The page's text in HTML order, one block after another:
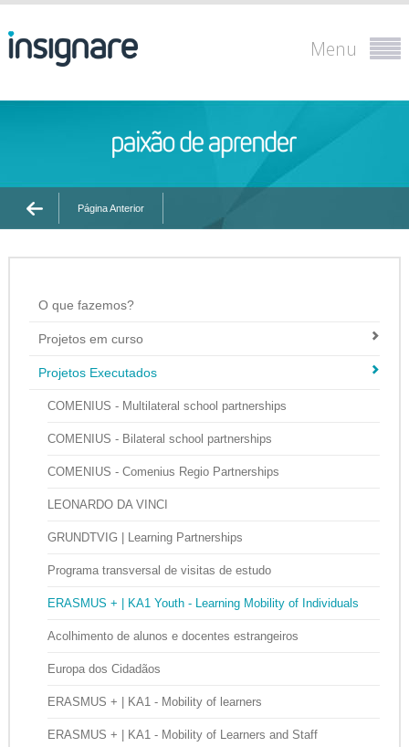
Menu
Página Anterior
O que fazemos?
Projetos em curso
Projetos Executados
COMENIUS - Multilateral school partnerships
COMENIUS - Bilateral school partnerships
COMENIUS - Comenius Regio Partnerships
LEONARDO DA VINCI
GRUNDTVIG | Learning Partnerships
Programa transversal de visitas de estudo
ERASMUS + | KA1 Youth - Learning Mobility of Individuals
Acolhimento de alunos e docentes estrangeiros
Europa dos Cidadãos
ERASMUS + | KA1 - Mobility of learners
ERASMUS + | KA1 - Mobility of Learners and Staff